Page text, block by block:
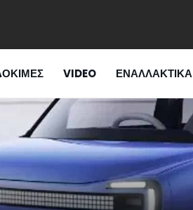
VIDEO ΕΝΑΛΛΑΚΤΙΚΑ